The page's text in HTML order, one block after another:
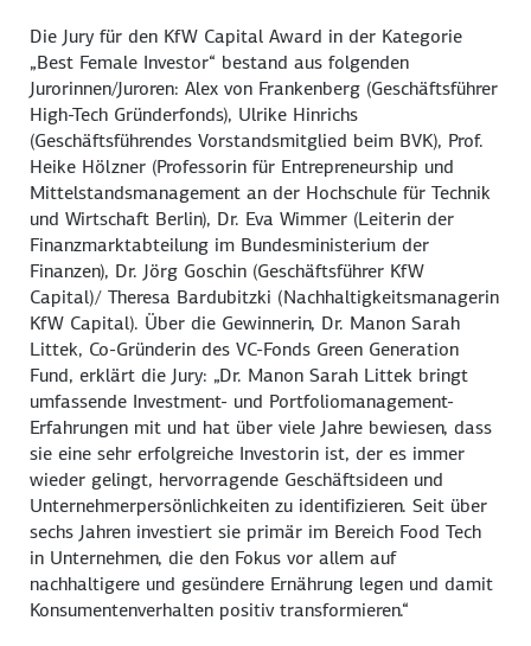
Die Jury für den KfW Capital Award in der Kategorie
„Best Female Investor“ bestand aus folgenden
Jurorinnen/Juroren: Alex von Frankenberg (Geschäftsführer
High-Tech Gründerfonds), Ulrike Hinrichs
(Geschäftsführendes Vorstandsmitglied beim BVK), Prof.
Heike Hölzner (Professorin für Entrepreneurship und
Mittelstandsmanagement an der Hochschule für Technik
und Wirtschaft Berlin), Dr. Eva Wimmer (Leiterin der
Finanzmarktabteilung im Bundesministerium der
Finanzen), Dr. Jörg Goschin (Geschäftsführer KfW
Capital)/ Theresa Bardubitzki (Nachhaltigkeitsmanagerin
KfW Capital). Über die Gewinnerin, Dr. Manon Sarah
Littek, Co-Gründerin des VC-Fonds Green Generation
Fund, erklärt die Jury: „Dr. Manon Sarah Littek bringt
umfassende Investment- und Portfoliomanagement-
Erfahrungen mit und hat über viele Jahre bewiesen, dass
sie eine sehr erfolgreiche Investorin ist, der es immer
wieder gelingt, hervorragende Geschäftsideen und
Unternehmerpersönlichkeiten zu identifizieren. Seit über
sechs Jahren investiert sie primär im Bereich Food Tech
in Unternehmen, die den Fokus vor allem auf
nachhaltigere und gesündere Ernährung legen und damit
Konsumentenverhalten positiv transformieren.“